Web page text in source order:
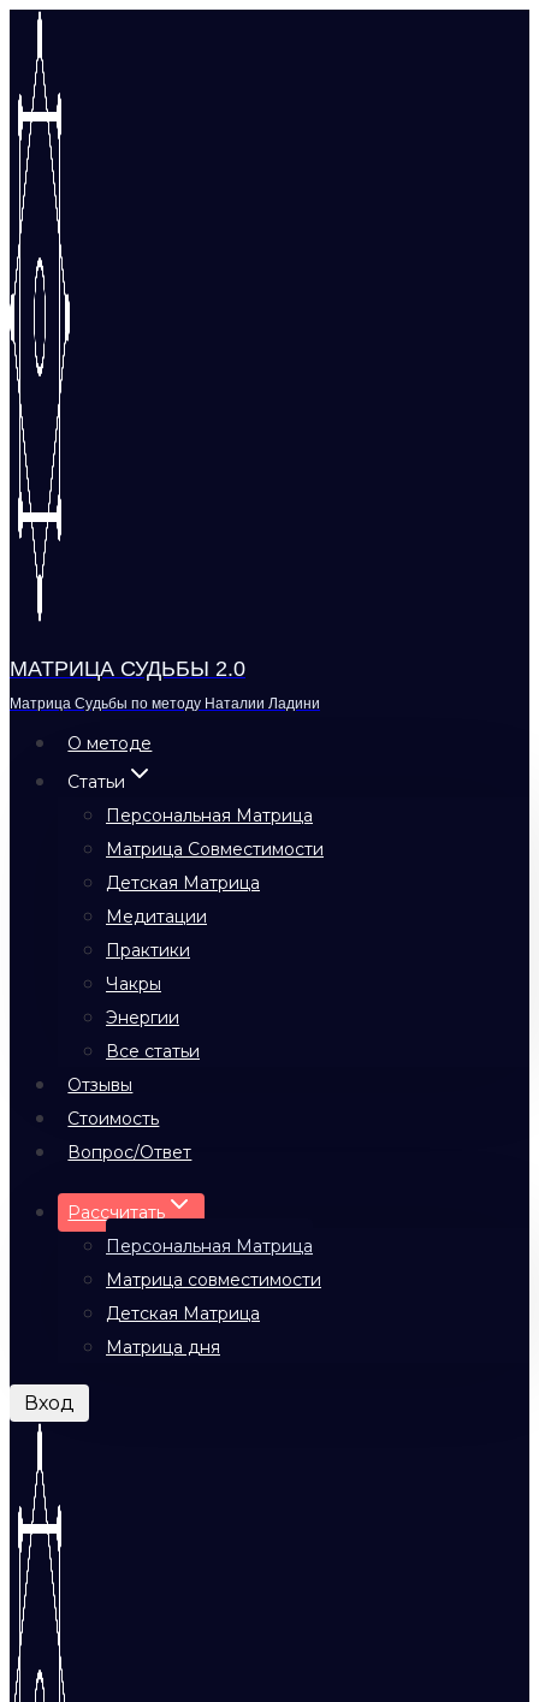
Перейти
содержимому
МАТРИЦА СУДЬБЫ 2.0
Матрица Судьбы по методу Наталии Ладини
О методе
Статьи
Персональная Матрица
Матрица Совместимости
Детская Матрица
Медитации
Практики
Чакры
Энергии
Все статьи
Отзывы
Стоимость
Вопрос/Ответ
Рассчитать
Персональная Матрица
Матрица совместимости
Детская Матрица
Матрица дня
Вход